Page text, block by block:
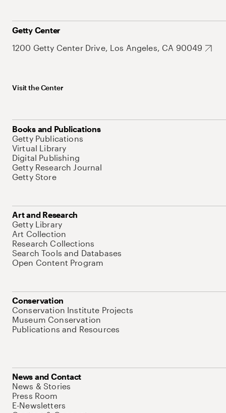
Getty Center
1200 Getty Center Drive, Los Angeles, CA 90049
Visit the Center
Books and Publications
Getty Publications
Virtual Library
Digital Publishing
Getty Research Journal
Getty Store
Art and Research
Getty Library
Art Collection
Research Collections
Search Tools and Databases
Open Content Program
Conservation
Conservation Institute Projects
Museum Conservation
Publications and Resources
News and Contact
News & Stories
Press Room
E-Newsletters